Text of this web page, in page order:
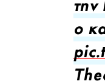
την
ο